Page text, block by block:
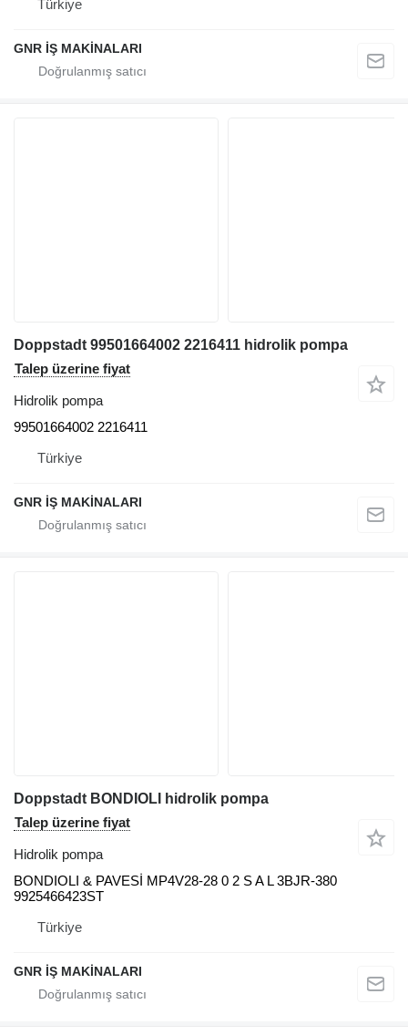
Türkiye
GNR İŞ MAKİNALARI
Doppstadt 99501664002 2216411 hidrolik pompa
Talep üzerine fiyat
Hidrolik pompa
99501664002 2216411
Türkiye
GNR İŞ MAKİNALARI
Doppstadt BONDIOLI hidrolik pompa
Talep üzerine fiyat
Hidrolik pompa
BONDIOLI & PAVESİ MP4V28-28 0 2 S A L 3BJR-380
9925466423ST
Türkiye
GNR İŞ MAKİNALARI